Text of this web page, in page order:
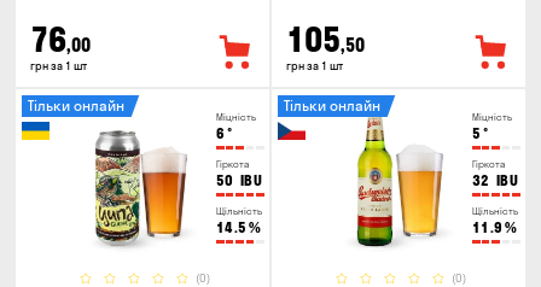
76,00
грн за 1 шт
105,50
грн за 1 шт
Міцність
6 °
Гіркота
50 IBU
Щільність
14.5 %
(0)
Тільки онлайн
Міцність
5 °
Гіркота
32 IBU
Щільність
11.9 %
(0)
Тільки онлайн